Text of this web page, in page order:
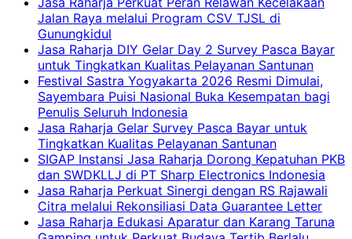
Jalan Raya melalui Program CSV TJSL di
Gunungkidul
Jasa Raharja DIY Gelar Day 2 Survey Pasca Bayar
untuk Tingkatkan Kualitas Pelayanan Santunan
Festival Sastra Yogyakarta 2026 Resmi Dimulai,
Sayembara Puisi Nasional Buka Kesempatan bagi
Penulis Seluruh Indonesia
Jasa Raharja Gelar Survey Pasca Bayar untuk
Tingkatkan Kualitas Pelayanan Santunan
SIGAP Instansi Jasa Raharja Dorong Kepatuhan PKB
dan SWDKLLJ di PT Sharp Electronics Indonesia
Jasa Raharja Perkuat Sinergi dengan RS Rajawali
Citra melalui Rekonsiliasi Data Guarantee Letter
Jasa Raharja Edukasi Aparatur dan Karang Taruna